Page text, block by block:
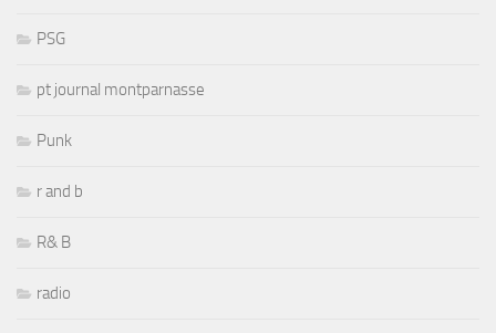
PSG
pt journal montparnasse
Punk
r and b
R& B
radio